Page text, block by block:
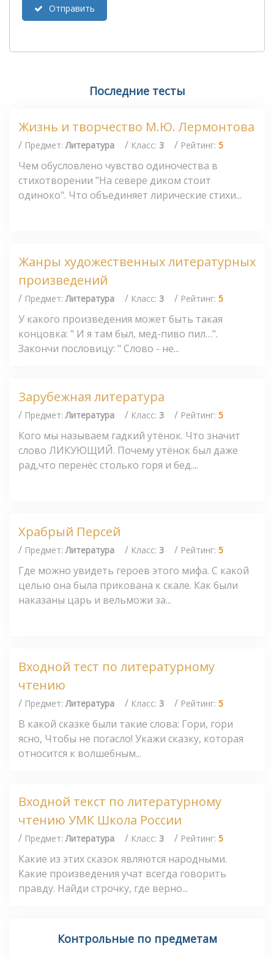
Отправить
Последние тесты
Жизнь и творчество М.Ю. Лермонтова
/ Предмет:Литература / Класс: 3 / Рейтинг: 5
Чем обусловлено чувство одиночества в
стихотворении "На севере диком стоит
одиноко". Что объединяет лирические стихи...
Жанры художественных литературных
произведений
/ Предмет:Литература / Класс: 3 / Рейтинг: 5
У какого произведения может быть такая
концовка: " И я там был, мед-пиво пил…".
Закончи пословицу: " Слово - не...
Зарубежная литература
/ Предмет:Литература / Класс: 3 / Рейтинг: 5
Кого мы называем гадкий утёнок. Что значит
слово ЛИКУЮЩИЙ. Почему утёнок был даже
рад,что перенёс столько горя и бед....
Храбрый Персей
/ Предмет:Литература / Класс: 3 / Рейтинг: 5
Где можно увидеть героев этого мифа. С какой
целью она была прикована к скале. Как были
наказаны царь и вельможи за...
Входной тест по литературному
чтению
/ Предмет:Литература / Класс: 3 / Рейтинг: 5
В какой сказке были такие слова: Гори, гори
ясно, Чтобы не погасло! Укажи сказку, которая
относится к волшебным...
Входной текст по литературному
чтению УМК Школа России
/ Предмет:Литература / Класс: 3 / Рейтинг: 5
Какие из этих сказок являются народными.
Какие произведения учат всегда говорить
правду. Найди строчку, где верно...
Контрольные по предметам